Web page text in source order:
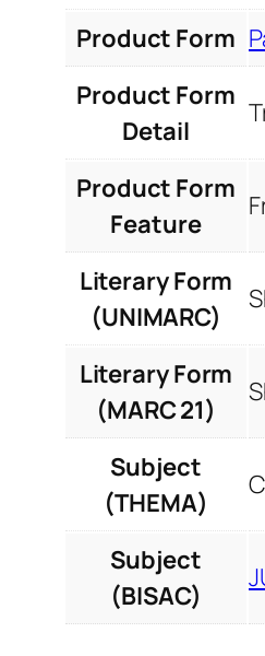
Product Form
Product Form
Detail
Product Form
Feature
Literary Form
(UNIMARC)
Literary Form
(MARC 21)
Subject
(THEMA)
Subject
(BISAC)